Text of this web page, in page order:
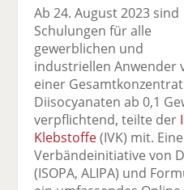
Ab 24. August 2023 sind
Schulungen für alle
gewerblichen und
industriellen Anwender
einer
Diisocyanaten ab 0,1
verpflichtend, teilte der
Klebstoffe(IVK) mit.
Verbändeinitiative von
(ISOPA, ALIPA) und